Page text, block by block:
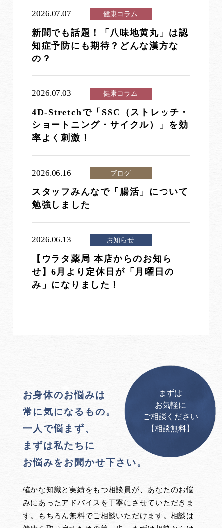
2026.07.07 健康コラム
新聞でも話題！「八味地黄丸」は認
知症予防にも期待？どんな漢方な
の？
2026.07.03 健康コラム
4D-Stretchで「SSC（ストレッチ・
ショートニング・サイクル）」を効
率よく刺激！
2026.06.16 ブログ
スタッフみんなで「腸活」について
勉強しました
2026.06.13 お知らせ
【ウラタ薬局 本店からのお知ら
せ】6月より定休日が「月曜日の
み」になりました！
お身体のお悩みは
常に気になるもの。
一人で悩まず、
まずは私たちに
お悩みをお聞かせ下さい。
確かな知識と実績をもつ相談員が、あなたのお悩
みにあったアドバイスを丁寧にさせていただきま
す。もちろん無料でご相談いただけます。相談は
まずは
お気軽に
ご相談ください
【相談無料】